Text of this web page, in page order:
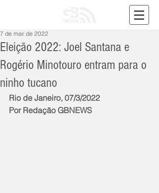
Eleição 2022: Joel Santana e
Rogério Minotouro entram para o
ninho tucano
7 de mar. de 2022
Rio de Janeiro, 07/3/2022
Por Redação GBNEWS